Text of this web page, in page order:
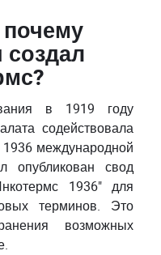
почему
в 1919 году
содействовала
международной
опубликован свод
1936" для
терминов. Это
возможных